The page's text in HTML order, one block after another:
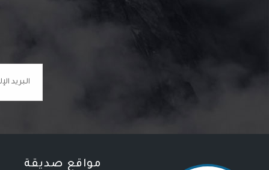
مواقع صديقة